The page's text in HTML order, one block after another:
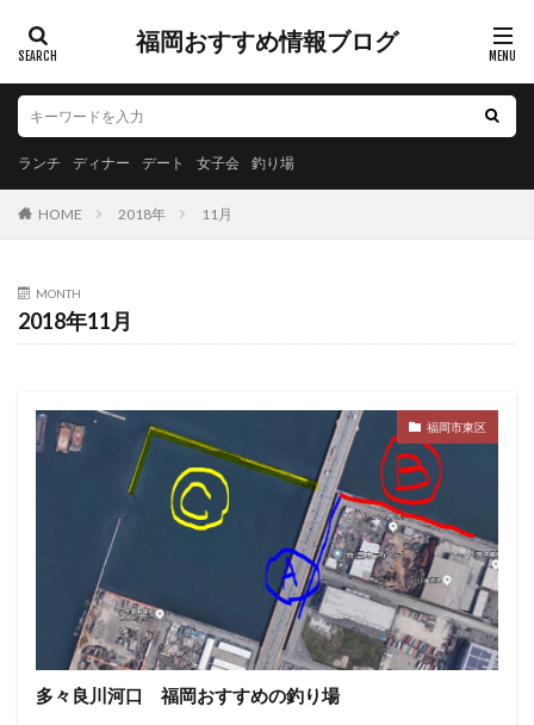
福岡おすすめ情報ブログ
ランチ ディナー デート 女子会 釣り場
HOME 2018年 11月
MONTH
2018年11月
福岡市東区
多々良川河口 福岡おすすめの釣り場